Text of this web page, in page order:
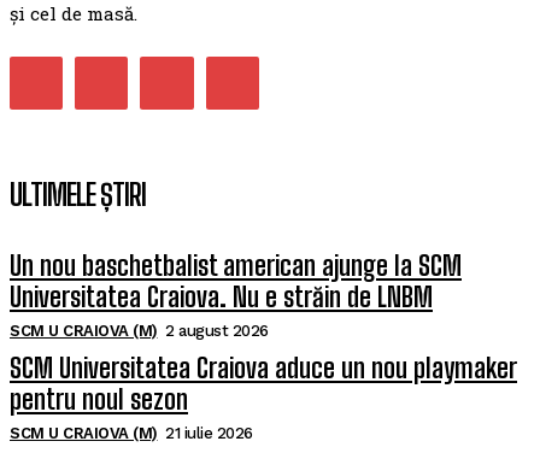
și cel de masă.
ULTIMELE ȘTIRI
Un nou baschetbalist american ajunge la SCM
Universitatea Craiova. Nu e străin de LNBM
SCM U CRAIOVA (M) 2 august 2026
SCM Universitatea Craiova aduce un nou playmaker
pentru noul sezon
SCM U CRAIOVA (M) 21 iulie 2026